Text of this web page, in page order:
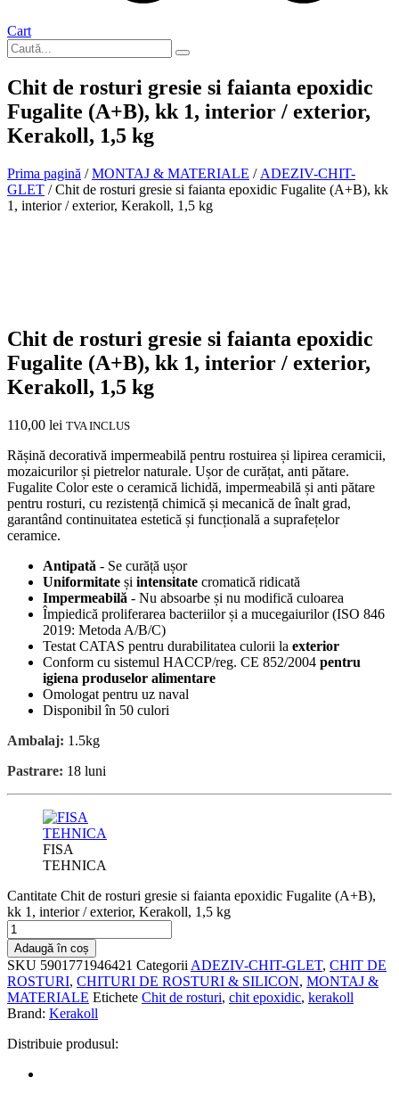
Cart
Chit de rosturi gresie si faianta epoxidic
Fugalite (A+B), kk 1, interior / exterior,
Kerakoll, 1,5 kg
Prima pagină /MONTAJ & MATERIALE / ADEZIV-CHIT-
GLET / Chit de rosturi gresie si faianta epoxidic Fugalite (A+B), kk
1, interior / exterior, Kerakoll, 1,5 kg
In stoc
Chit de rosturi gresie si faianta epoxidic
Fugalite (A+B), kk 1, interior / exterior,
Kerakoll, 1,5 kg
110,00 lei TVA INCLUS
Rășină decorativă impermeabilă pentru rostuirea și lipirea ceramicii,
mozaicurilor și pietrelor naturale. Ușor de curățat, anti pătare.
Fugalite Color este o ceramică lichidă, impermeabilă și anti pătare
pentru rosturi, cu rezistență chimică și mecanică de înalt grad,
garantând continuitatea estetică și funcțională a suprafețelor
ceramice.
Antipată ‑ Se curăță ușor
Uniformitate și intensitate cromatică ridicată
Impermeabilă ‑ Nu absoarbe și nu modifică culoarea
Împiedică proliferarea bacteriilor și a mucegaiurilor (ISO 846
2019: Metoda A/B/C)
Testat CATAS pentru durabilitatea culorii la exterior
Conform cu sistemul HACCP/reg. CE 852/2004 pentru
igiena produselor alimentare
Omologat pentru uz naval
Disponibil în 50 culori
Ambalaj: 1.5kg
Pastrare: 18 luni
FISA
TEHNICA
Cantitate Chit de rosturi gresie si faianta epoxidic Fugalite (A+B),
kk 1, interior / exterior, Kerakoll, 1,5 kg
Adaugă în coș
SKU 5901771946421 Categorii ADEZIV-CHIT-GLET, CHIT DE
ROSTURI, CHITURI DE ROSTURI & SILICON, MONTAJ &
MATERIALE Etichete Chit de rosturi, chit epoxidic, kerakoll
Brand: Kerakoll
Distribuie produsul: